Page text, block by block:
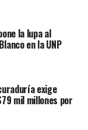
la lupa al
en la UNP
exige
mil millones por